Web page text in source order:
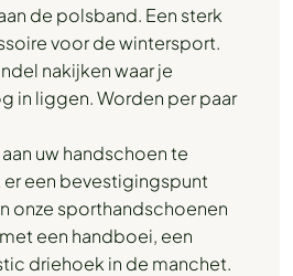
de polsband. Een sterk
voor de wintersport.
nakijken waar je
in liggen. Worden per paar
uw handschoen te
een bevestigingspunt
onze sporthandschoenen
een handboei, een
driehoek in de manchet.